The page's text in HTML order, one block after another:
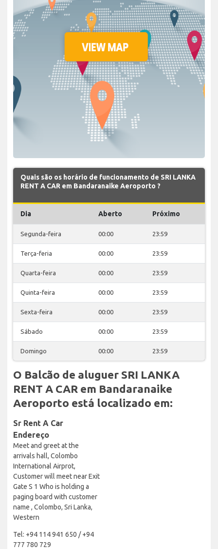
Quais são os horário de funcionamento de SRI LANKA
RENT A CAR em Bandaranaike Aeroporto ?
Dia Aberto Próximo
Segunda-feira 00:00 23:59
Terça-feria 00:00 23:59
Quarta-feira 00:00 23:59
Quinta-feira 00:00 23:59
Sexta-feira 00:00 23:59
Sábado 00:00 23:59
Domingo 00:00 23:59
O Balcão de aluguer SRI LANKA
RENT A CAR em Bandaranaike
Aeroporto está localizado em:
Sr Rent A Car
Endereço
Meet and greet at the
arrivals hall, Colombo
International Airprot,
Customer will meet near Exit
Gate S 1 Who is holding a
paging board with customer
name , Colombo, Sri Lanka,
Western
Tel: +94 114 941 650 / +94
777 780 729